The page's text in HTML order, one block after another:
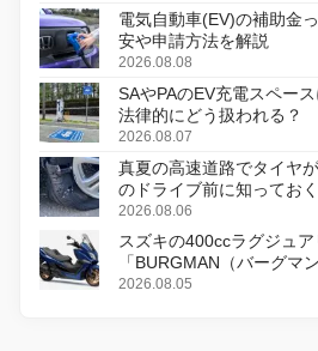
電気自動車(EV)の補助金
安や申請方法を解説
2026.08.08
SAやPAのEV充電スペー
法律的にどう扱われる？
2026.08.07
真夏の高速道路でタイヤ
のドライブ前に知ってお
2026.08.06
スズキの400ccラグジュ
「BURGMAN（バーグマ
変更し、8月18日に発売
2026.08.05